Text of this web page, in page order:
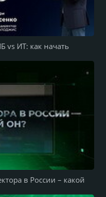
vs ИТ: как начать
в России – какой